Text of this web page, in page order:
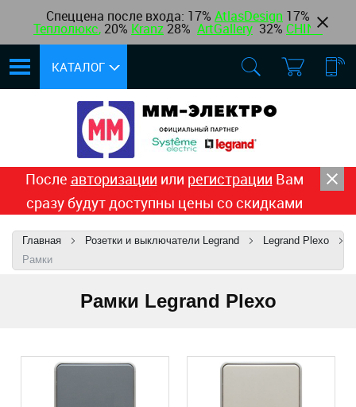
Спеццена после входа: 17% AtlasDesign 17%
Теплолюкс, 20% Kranz 28% ArtGallery 32% CHINT
КАТАЛОГ
После авторизации или регистрации Вам
сразу будут доступны цены со скидками
Главная Розетки и выключатели Legrand
Legrand Plexo
Рамки
Рамки Legrand Plexo